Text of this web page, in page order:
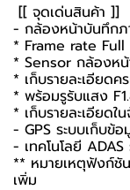
[[ จุดเด่นสินค้า ]]
- กล้องหน้าบันทึก
* Frame rate
* Sensor กล้องห
* เก็บรายละเอียด
* พร้อมรูรับแสง
* เก็บรายละเอียด
- GPS ระบบเก็บข้
- เทคโนโลยี
** หมายเหตุฟังก์ชั
เพิ่ม